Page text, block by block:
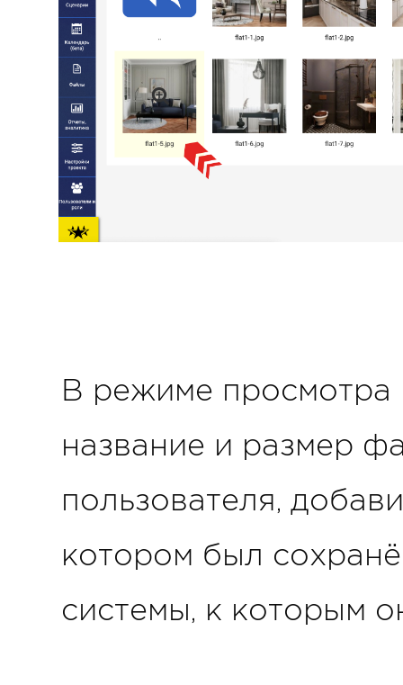
В режиме просмотра
название и размер
пользователя,
котором был
системы, к которым